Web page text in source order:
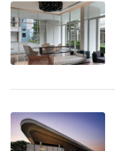
詢